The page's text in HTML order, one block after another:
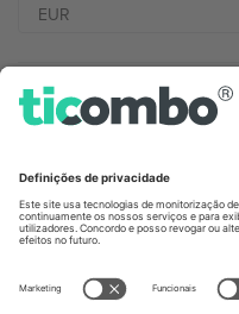
Escritórios Ticombo
Unter den Linden 24, 10117
Berlin, Germany
United States